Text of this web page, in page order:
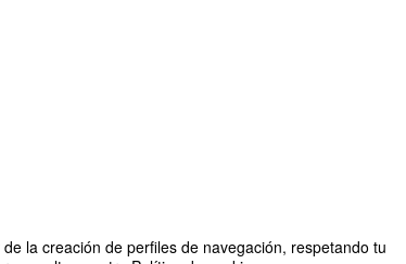
la creación de perfiles de navegación, respetando tu